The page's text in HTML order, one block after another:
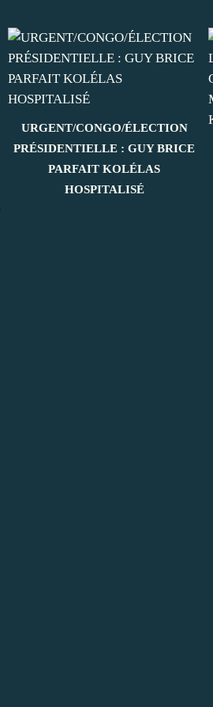
URGENT/CONGO/ÉLECTION
PRÉSIDENTIELLE : GUY BRICE
PARFAIT KOLÉLAS
HOSPITALISÉ